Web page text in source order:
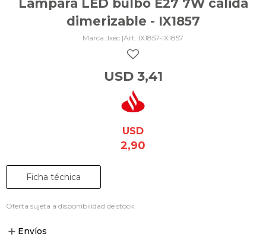
Lámpara LED bulbo E27 7W cálida
dimerizable - IX1857
Ixec | IX1857-IX1857
USD 3,41
USD
2,90
Ficha técnica
Oferta sujeta a disponibilidad de stock.
Envíos